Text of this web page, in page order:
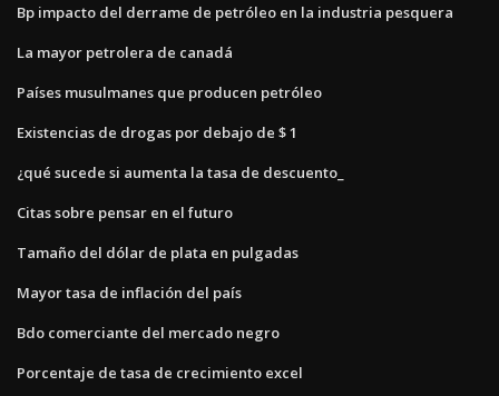
Bp impacto del derrame de petróleo en la industria pesquera
La mayor petrolera de canadá
Países musulmanes que producen petróleo
Existencias de drogas por debajo de $ 1
¿qué sucede si aumenta la tasa de descuento_
Citas sobre pensar en el futuro
Tamaño del dólar de plata en pulgadas
Mayor tasa de inflación del país
Bdo comerciante del mercado negro
Porcentaje de tasa de crecimiento excel